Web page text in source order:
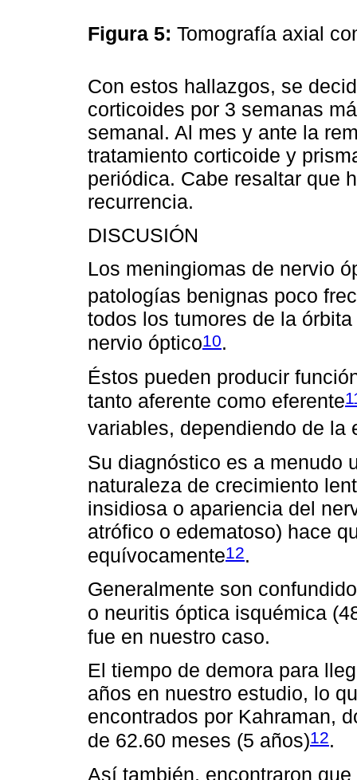
Figura 5: Tomografía axial
Con estos hallazgos, se
corticoides por 3 semanas
semanal. Al mes y ante la
tratamiento corticoide y
periódica. Cabe resaltar que
recurrencia.
DISCUSIÓN
Los meningiomas de nervio
patologías benignas poco
todos los tumores de la
nervio óptico10.
Éstos pueden producir
tanto aferente como eferente
variables, dependiendo de la
Su diagnóstico es a menudo
naturaleza de crecimiento
insidiosa o apariencia del
atrófico o edematoso) hace
equívocamente12.
Generalmente son
o neuritis óptica isquémica
fue en nuestro caso.
El tiempo de demora para
años en nuestro estudio, lo
encontrados por Kahraman,
de 62.60 meses (5 años)12.
Así también, encontraron